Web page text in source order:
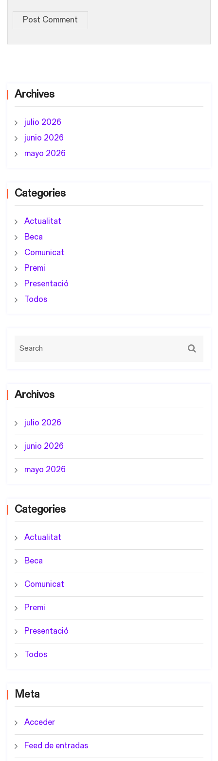
Post Comment
Archives
julio 2026
junio 2026
mayo 2026
Categories
Actualitat
Beca
Comunicat
Premi
Presentació
Todos
Archivos
julio 2026
junio 2026
mayo 2026
Categories
Actualitat
Beca
Comunicat
Premi
Presentació
Todos
Meta
Acceder
Feed de entradas